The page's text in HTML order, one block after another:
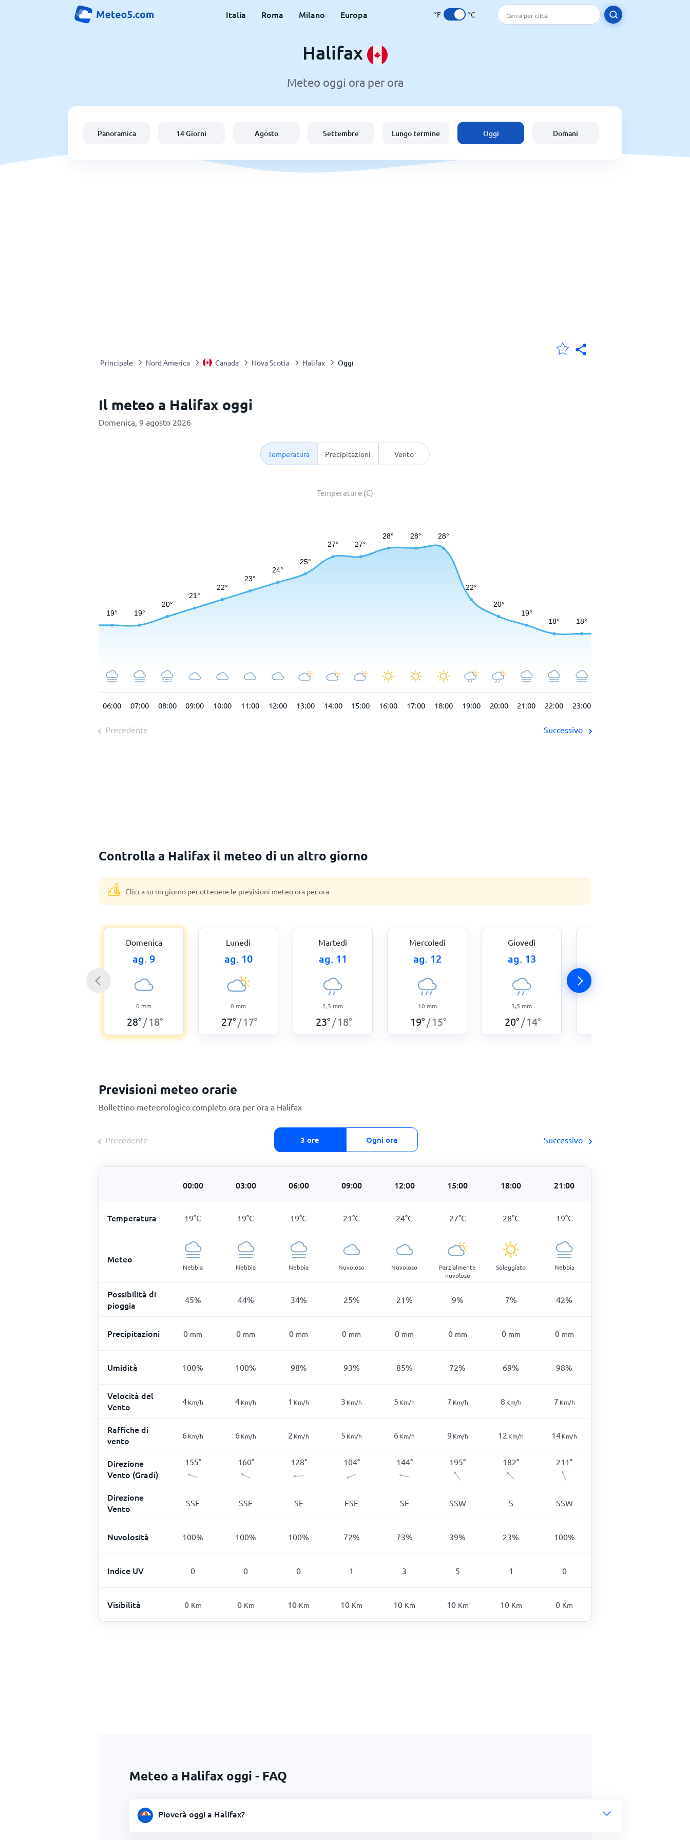
Italia Roma Milano Europa °F °C
Halifax
Meteo oggi ora per ora
Panoramica 14 Giorni Agosto Settembre Lungo termine Oggi Domani
Principale Nord America Canada Nova Scotia Halifax Oggi
Il meteo a Halifax oggi
Domenica, 9 agosto 2026
Temperatura Precipitazioni Vento
Temperature (C)
06:00 07:00 08:00 09:00 10:00 11:00 12:00 13:00 14:00 15:00 16:00 17:00 18:00 19:00 20:00 21:00 22:00 23:00
Precedente Successivo
Controlla a Halifax il meteo di un altro giorno
Clicca su un giorno per ottenere le previsioni meteo ora per ora
Domenica
ag. 9
0 mm
28° / 18°
Lunedi
ag. 10
0 mm
27° / 17°
Martedì
ag. 11
2,5 mm
23° / 18°
Mercoledì
ag. 12
10 mm
19° / 15°
Giovedì
ag. 13
3,5 mm
20° / 14°
Previsioni meteo orarie
Bollettino meteorologico completo ora per ora a Halifax
Precedente 3 ore Ogni ora Successivo
00:00 03:00 06:00 09:00 12:00 15:00 18:00 21:00
Temperatura 19°C 19°C 19°C 21°C 24°C 27°C 28°C 19°C
Meteo
Nebbia Nebbia Nebbia Nuvoloso Nuvoloso
Parzialmente
nuvoloso
Soleggiato Nebbia
Possibilità di
pioggia
45% 44% 34% 25% 21% 9% 7% 42%
Precipitazioni 0 mm 0 mm 0 mm 0 mm 0 mm 0 mm 0 mm 0 mm
Umidità 100% 100% 98% 93% 85% 72% 69% 98%
Velocità del
Vento
4Km/h 4Km/h 1 Km/h 3 Km/h 5 Km/h 7 Km/h 8 Km/h 7 Km/h
Raffiche di
vento
6Km/h 6Km/h 2 Km/h 5 Km/h 6Km/h 9 Km/h 12 Km/h 14Km/h
Direzione
Vento (Gradi)
155° 160° 128° 104° 144° 195° 182° 211°
Direzione
Vento
SSE SSE SE ESE SE SSW S SSW
Nuvolosità 100% 100% 100% 72% 73% 39% 23% 100%
Indice UV 0 0 0 1 3 5 1 0
Visibilità 0 Km 0 Km 10 Km 10 Km 10 Km 10 Km 10 Km 0 Km
Meteo a Halifax oggi - FAQ
Pioverà oggi a Halifax?